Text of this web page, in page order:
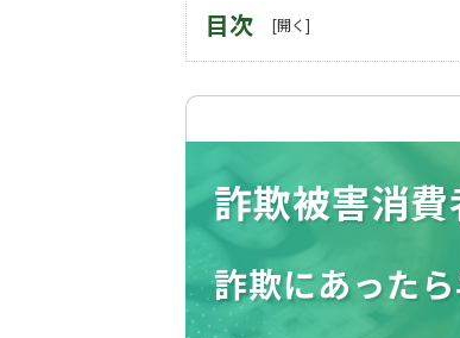
目次
詐欺被害消
詐欺にあったら